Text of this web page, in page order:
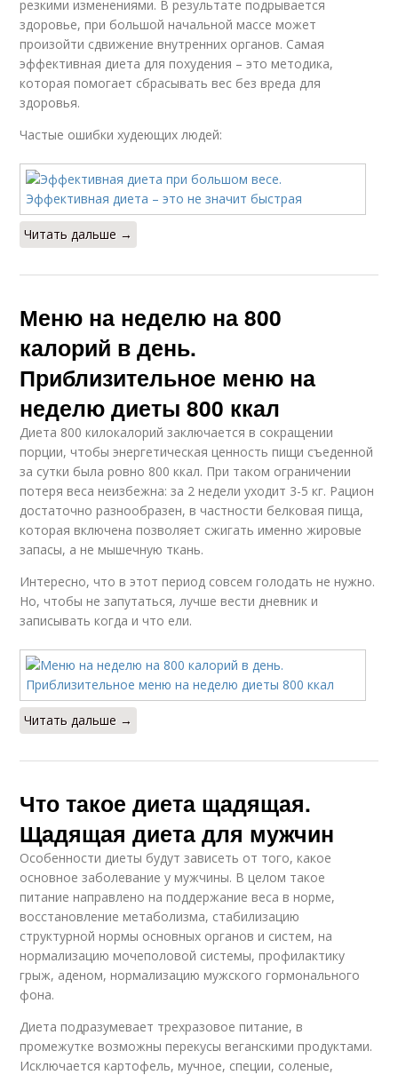
резкими изменениями. В результате подрывается
здоровье, при большой начальной массе может
произойти сдвижение внутренних органов. Самая
эффективная диета для похудения – это методика,
которая помогает сбрасывать вес без вреда для
здоровья.
Частые ошибки худеющих людей:
Читать дальше →
Меню на неделю на 800
калорий в день.
Приблизительное меню на
неделю диеты 800 ккал
Диета 800 килокалорий заключается в сокращении
порции, чтобы энергетическая ценность пищи съеденной
за сутки была ровно 800 ккал. При таком ограничении
потеря веса неизбежна: за 2 недели уходит 3-5 кг. Рацион
достаточно разнообразен, в частности белковая пища,
которая включена позволяет сжигать именно жировые
запасы, а не мышечную ткань.
Интересно, что в этот период совсем голодать не нужно.
Но, чтобы не запутаться, лучше вести дневник и
записывать когда и что ели.
Читать дальше →
Что такое диета щадящая.
Щадящая диета для мужчин
Особенности диеты будут зависеть от того, какое
основное заболевание у мужчины. В целом такое
питание направлено на поддержание веса в норме,
восстановление метаболизма, стабилизацию
структурной нормы основных органов и систем, на
нормализацию мочеполовой системы, профилактику
грыж, аденом, нормализацию мужского гормонального
фона.
Диета подразумевает трехразовое питание, в
промежутке возможны перекусы веганскими продуктами.
Исключается картофель, мучное, специи, соленые,